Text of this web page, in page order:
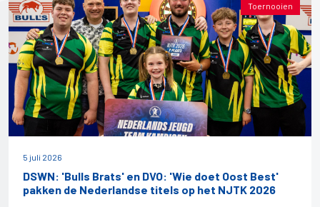
Toernooien
5 juli 2026
DSWN: 'Bulls Brats' en DVO: 'Wie doet Oost Best'
pakken de Nederlandse titels op het NJTK 2026